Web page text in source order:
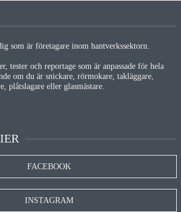
som är företagare inom hantverkssektorn.
tester och reportage som är anpassade för hela
om du är snickare, rörmokare, takläggare,
plåtslagare eller glasmästare.
FACEBOOK
INSTAGRAM